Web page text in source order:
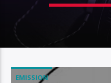
EMISSION